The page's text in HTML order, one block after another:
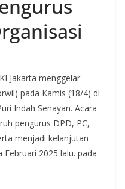
Jakarta menggelar
pada Kamis (18/4) di
Indah Senayan. Acara
pengurus DPD, PC,
menjadi kelanjutan
Februari 2025 lalu. pada